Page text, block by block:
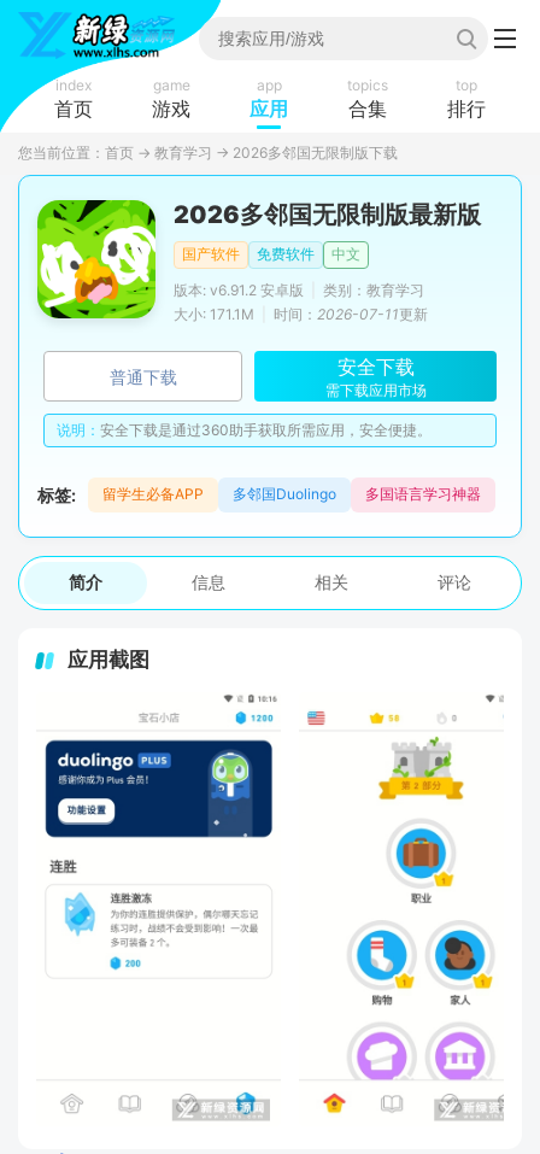
index
首页
game
游戏
app
应用
topics
合集
top
排行
您当前位置： 首页 → 教育学习 → 2026多邻国无限制版下载
2026多邻国无限制版最新版
国产软件 免费软件
中文
版本: v6.91.2 安卓版
类别：教育学习
大小: 171.1M
时间： 2026-07-11更新
普通下载 安全下载
需下载应用市场
说明： 安全下载是通过360助手获取所需应用，安全便捷。
标签: 留学生必备APP 多邻国Duolingo 多国语言学习神器
简介 信息 相关 评论
应用截图